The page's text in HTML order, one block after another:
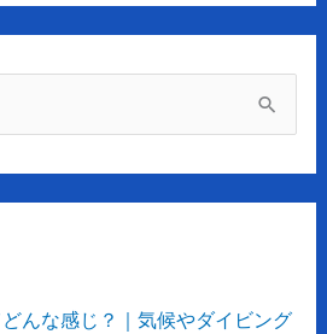
んな感じ？｜気候やダイビング